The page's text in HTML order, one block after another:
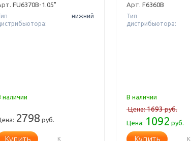
FU6370B-1.05"
нижний
наличии
2798 руб.
Купить К
Арт. F6360B
Тип
дистрибьютора:
В наличии
Цена:1693руб.
Цена: 1092 руб.
Купить К